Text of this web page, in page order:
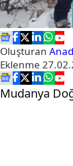
Oluşturan
Eklenme
Mudanya